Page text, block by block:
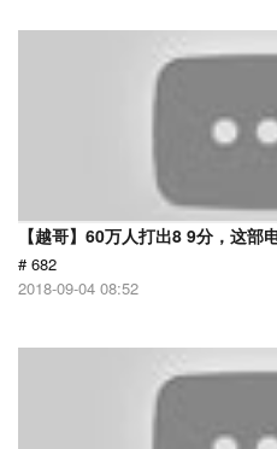
【越哥】60万人打出8 9分，这部
# 682
2018-09-04 08:52